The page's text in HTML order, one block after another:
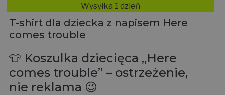
Wysyłka 1 dzień
T-shirt dla dziecka z napisem Here
comes trouble
👕 Koszulka dziecięca „Here
comes trouble” – ostrzeżenie,
nie reklama 😉